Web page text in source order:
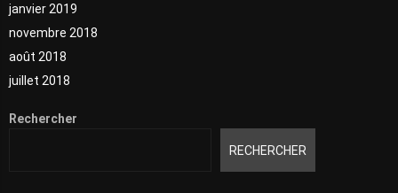
janvier 2019
novembre 2018
août 2018
juillet 2018
Rechercher
RECHERCHER